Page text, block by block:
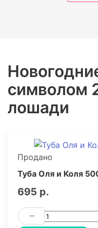
символом
лошади
Продано
Туба Оля и Коля
695 р.